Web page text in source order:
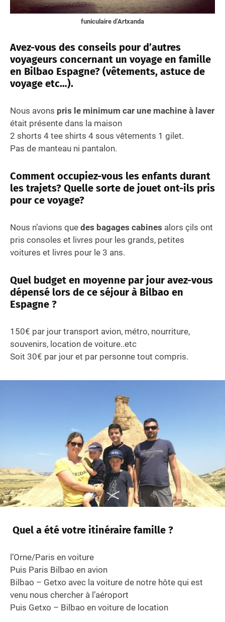
funiculaire d’Artxanda
Avez-vous des conseils pour d’autres
voyageurs concernant un voyage en famille
en Bilbao Espagne? (vêtements, astuce de
voyage etc…).
Nous avons pris le minimum car une machine à laver
était présente dans la maison
2 shorts 4 tee shirts 4 sous vêtements 1 gilet.
Pas de manteau ni pantalon.
Comment occupiez-vous les enfants durant
les trajets? Quelle sorte de jouet ont-ils pris
pour ce voyage?
Nous n’avions que des bagages cabines alors çils ont
pris consoles et livres pour les grands, petites
voitures et livres pour le 3 ans.
Quel budget en moyenne par jour avez-vous
dépensé lors de ce séjour à Bilbao en
Espagne ?
150€ par jour transport avion, métro, nourriture,
souvenirs, location de voiture..etc
Soit 30€ par jour et par personne tout compris.
Quel a été votre itinéraire famille ?
l’Orne/Paris en voiture
Puis Paris Bilbao en avion
Bilbao – Getxo avec la voiture de notre hôte qui est
venu nous chercher à l’aéroport
Puis Getxo – Bilbao en voiture de location